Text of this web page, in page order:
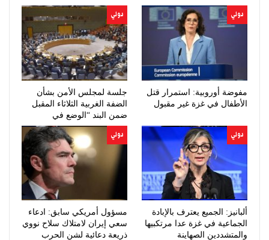
دولي
مفوضة أوروبية: استمرار قتل
الأطفال في غزة غير مقبول
دولي
جلسة لمجلس الأمن بشأن
الضفة الغربية الثلاثاء المقبل
ضمن البند “الوضع في
الشرق…
دولي
ألبانيز: الجميع يعترف بالإبادة
الجماعية في غزة عدا مرتكبيها
والمتشددين الصهاينة
دولي
مسؤول أمريكي سابق: ادعاء
سعي إيران لامتلاك سلاح نووي
ذريعة دعائية لشن الحرب